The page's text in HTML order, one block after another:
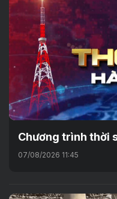
Chương trình thời
07/08/2026 11:45